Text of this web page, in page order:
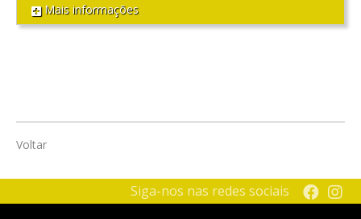
Mais informações
Voltar
Siga-nos nas redes sociais